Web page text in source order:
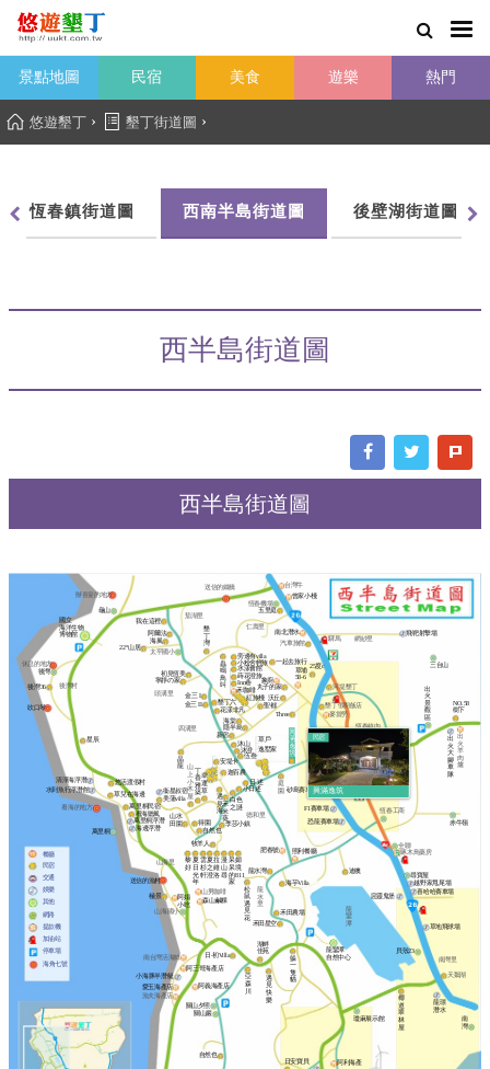
景點地圖 民宿 美食 遊樂 熱門
悠遊墾丁 › 墾丁街道圖 ›
恆春鎮街道圖 西南半島街道圖 後壁湖街道圖
西半島街道圖
西半島街道圖
民宿
興滿逸筑
台灣牛
送信的鐵橋
五里庭
南北潛水 飛靶射擊場
驛馬 網紗里
三台山
汽車旅館
河堤墾丁
墾丁假期飯店
隱半島
墾丁六
寧靜の家
太平國小
茄湖里
晶
龍
四溝里
曾家小棧
辦喜宴的地方
龜山
國立
海洋生物
博物館
休息的地方
後灣
後灣36 後灣村
吹口琴
星辰 西門
恆春鎮內
東門
南門
出
火
景
觀
區
NO.58
樹下
出
火
大
腳
車
隊
出
火
羊
肉
爐
砂島賽車場
F1賽車場
興
滿
逸
筑
德和里
丁
香
雅
築
李莎小鎮
照利餐廳
恆春工商
赤牛嶺
全聯
啄木鳥藥房
海芋Villa
水到魚行浮潛館
看海的地方
萬里桐
悠活渡假村
萬里桐民宿
萬里桐浮潛
海邊浮潛
牧羊人
山海里
送信的漁村
山海國小
小海豚半潛艇
愛玉海產店 阿義海產店
關山夕照
關山巖
尋寶屋
越野家甩尾場
喜哈哈賽車場
惡靈鬼堡
草地飛球場
南灣里
貝殼23
天鵝湖
椰
道
翠
林
屋
龍璟
潛水
龍鑾潭
自然中心
瓊麻展示館
阿利海產
日安寶貝
南
灣
龍
鑾
潭
餐廳
民宿
交通
娛樂
其他
網路
提款機
加油站
停車場
海角七號
墾
丁
灣
清淨海浮潛
初見恆美
美蒲villa
象廚
山水
田園
一起去旅行
草兒在海邊
阿三哥海產店
龍水灣
極景
聖都
Inn巷
幸
運
草
22°山居
阿爾法
草埔
58-6
迪噢
遇
見
快
樂
草戶
禾咖啡
肥春號
亞
森
川
蒔花澄旅
逸墅家
日‧述
迦百農
安堤卡
海棠
媚
境
811
森山鹹粿
山男咖啡
拉
維
洛
呆
呆
的
家
漫
山
尋
夏
之
澄
雲
杉
軒
南台灣活海鮮
漁夫海產店
花漾非凡
夏
日
光
年
躲
一
隻
貓
丸子的家
阿娟
小吃
得園
禾田農場
禾田星空
日‧初Villa
遇
見
海
Three 麥當勞
小日述
白色
之謎
看海聽風
湖畔
佳苑
水漾會館
蟲
鳴
鳥
叫
黎
好
恐龍賽車場
龍
水
里
自然也
禾
米
葵
新宿
山
上
小
木
屋
庭
園
自然也
紅旅棧
金三 I
金三 II
恆春機場
仁壽里
頭溝里
海風
松
鼠
遇
見
花
小粉舍輕旅
伍叁
衞星叔宿
沃丘
25度c
沐澄
我在這裡
沐山
旁邊有villa